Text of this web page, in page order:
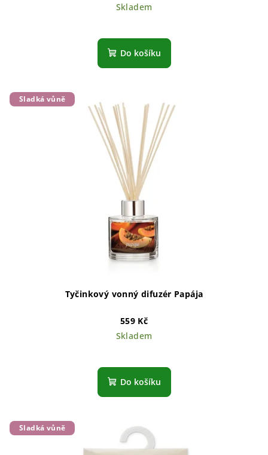
Skladem
Do košíku
Sladká vůně
Tyčinkový vonný difuzér Papája
559 Kč
Skladem
Do košíku
Sladká vůně